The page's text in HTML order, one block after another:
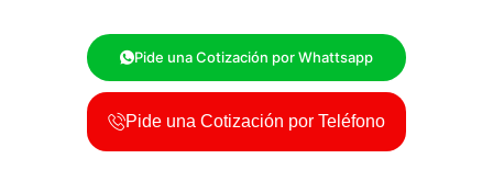
Pide una Cotización por Whattsapp
Pide una Cotización por Teléfono